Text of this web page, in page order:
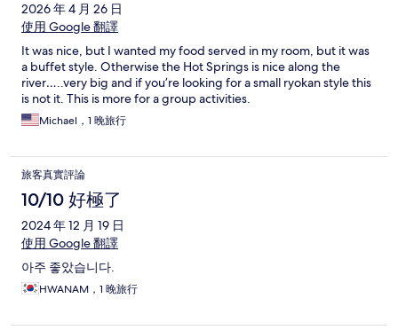
2026 年 4 月 26 日
使用 Google 翻譯
It was nice, but I wanted my food served in my room, but it was
a buffet style. Otherwise the Hot Springs is nice along the
river…..very big and if you’re looking for a small ryokan style this
is not it. This is more for a group activities.
Michael，1 晚旅行
旅客真實評論
10/10 好極了
2024 年 12 月 19 日
使用 Google 翻譯
아주 좋았습니다.
HWANAM，1 晚旅行